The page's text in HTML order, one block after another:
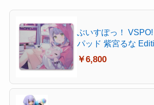
ぶいすぽっ！
パッド 紫宮るな
マウスパッド バラン
工 大型
￥6,800